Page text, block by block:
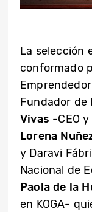
La selección
conformado
Fundador de
Vivas -CEO
Lorena
y Daravi
Nacional de
Paola de la
en KOGA-